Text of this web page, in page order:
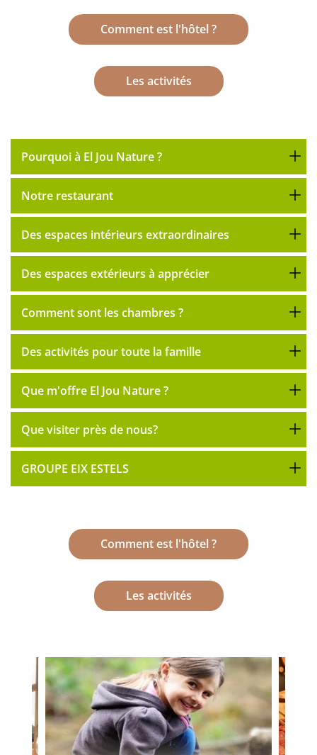
Comment est l'hôtel ?
Les activités
Pourquoi à El Jou Nature ?
Notre restaurant
Des espaces intérieurs extraordinaires
Des espaces extérieurs à apprécier
Comment sont les chambres ?
Des activités pour toute la famille
Que m'offre El Jou Nature ?
Que visiter près de nous?
GROUPE EIX ESTELS
Comment est l'hôtel ?
Les activités